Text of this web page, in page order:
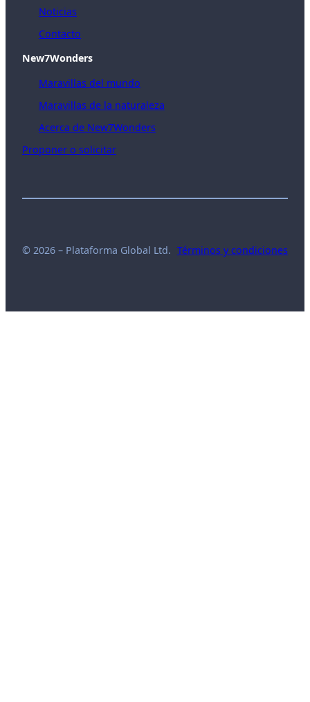
Noticias
Contacto
New7Wonders
Maravillas del mundo
Maravillas de la naturaleza
Acerca de New7Wonders
Proponer o solicitar
© 2026 – Plataforma Global Ltd. Términos y condiciones